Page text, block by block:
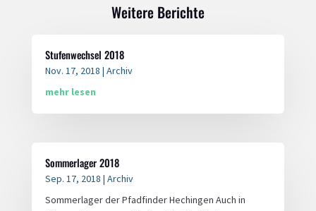
Weitere Berichte
Stufenwechsel 2018
Nov. 17, 2018 | Archiv
mehr lesen
Sommerlager 2018
Sep. 17, 2018 | Archiv
Sommerlager der Pfadfinder Hechingen Auch in